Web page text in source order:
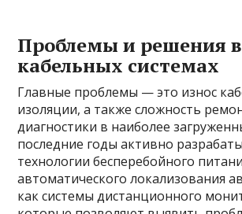
Проблемы и решения в
кабельных системах
Главные проблемы — это износ
изоляции, а также сложность
диагностики в наиболее
последние годы активно
технологии бесперебойного
автоматического локализования
как системы дистанционного